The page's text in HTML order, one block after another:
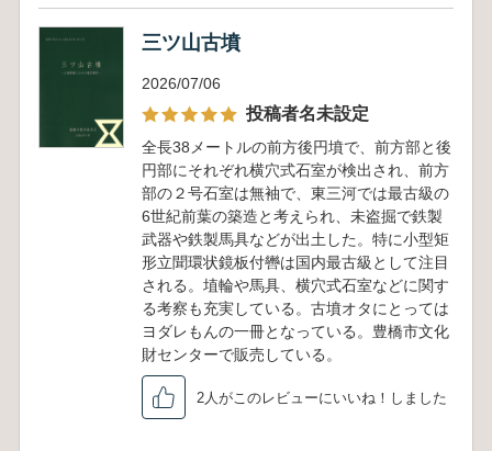
三ツ山古墳
2026/07/06
投稿者名未設定
全長38メートルの前方後円墳で、前方部と後
円部にそれぞれ横穴式石室が検出され、前方
部の２号石室は無袖で、東三河では最古級の
6世紀前葉の築造と考えられ、未盗掘で鉄製
武器や鉄製馬具などが出土した。特に小型矩
形立聞環状鏡板付轡は国内最古級として注目
される。埴輪や馬具、横穴式石室などに関す
る考察も充実している。古墳オタにとっては
ヨダレもんの一冊となっている。豊橋市文化
財センターで販売している。
2人がこのレビューにいいね！しました